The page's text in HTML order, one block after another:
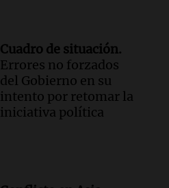
Cuadro de situación.
Errores no forzados
del Gobierno en su
intento por retomar la
iniciativa política